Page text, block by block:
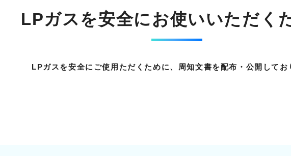
LPガスを安全にお使いいただく
LPガスを安全にご使用ただくために、周知文書を配布・公開してお